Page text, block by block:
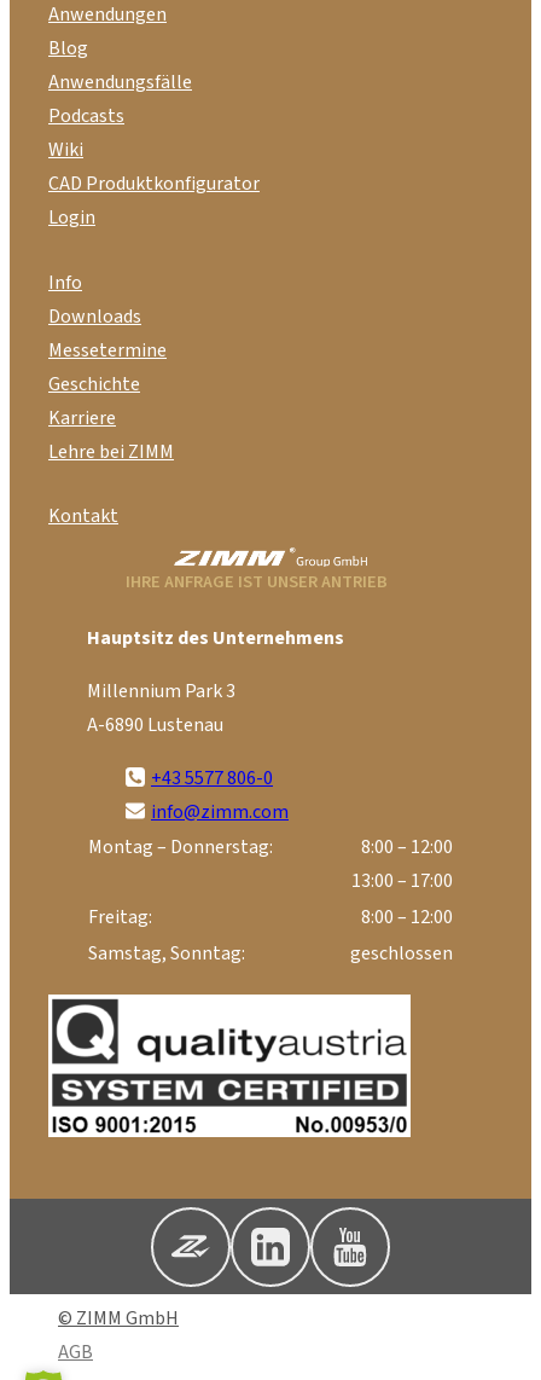
Anwendungen
Blog
Anwendungsfälle
Podcasts
Wiki
CAD Produktkonfigurator
Login
Info
Downloads
Messetermine
Geschichte
Karriere
Lehre bei ZIMM
Kontakt
IHRE ANFRAGE IST UNSER ANTRIEB
Hauptsitz des Unternehmens
Millennium Park 3
A-6890 Lustenau
+43 5577 806-0
info@zimm.com
Montag – Donnerstag:
8:00 – 12:00
13:00 – 17:00
Freitag:
8:00 – 12:00
Samstag, Sonntag:
geschlossen
© ZIMM GmbH
AGB